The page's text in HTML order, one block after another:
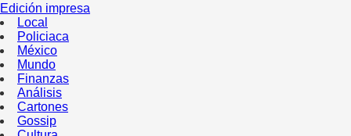
Edición impresa
Local
Policiaca
México
Mundo
Finanzas
Análisis
Cartones
Gossip